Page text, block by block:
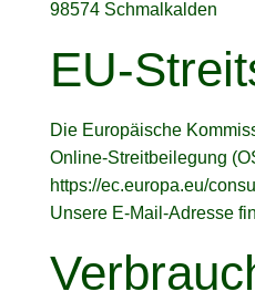
98574 Schmalkalden
EU-
Die Europäische
Online-Streitbeilegung
https://ec.europa.eu/
Unsere E-Mail-Adresse